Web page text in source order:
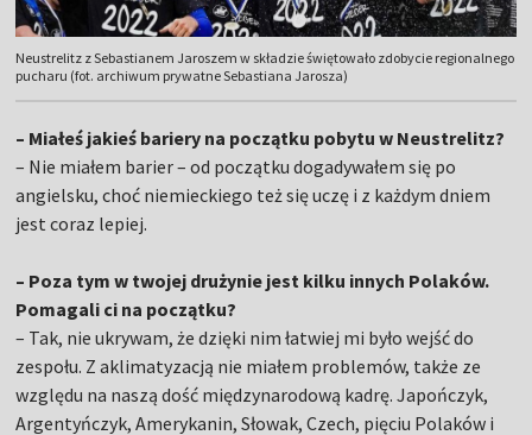
Neustrelitz z Sebastianem Jaroszem w składzie świętowało zdobycie regionalnego
pucharu (fot. archiwum prywatne Sebastiana Jarosza)
– Miałeś jakieś bariery na początku pobytu w Neustrelitz?
– Nie miałem barier – od początku dogadywałem się po
angielsku, choć niemieckiego też się uczę i z każdym dniem
jest coraz lepiej.
– Poza tym w twojej drużynie jest kilku innych Polaków.
Pomagali ci na początku?
– Tak, nie ukrywam, że dzięki nim łatwiej mi było wejść do
zespołu. Z aklimatyzacją nie miałem problemów, także ze
względu na naszą dość międzynarodową kadrę. Japończyk,
Argentyńczyk, Amerykanin, Słowak, Czech, pięciu Polaków i